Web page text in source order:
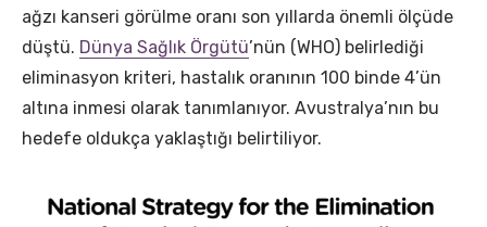
ağzı kanseri görülme oranı son yıllarda önemli ölçüde
düştü. Dünya Sağlık Örgütü’nün (WHO) belirlediği
eliminasyon kriteri, hastalık oranının 100 binde 4’ün
altına inmesi olarak tanımlanıyor. Avustralya’nın bu
hedefe oldukça yaklaştığı belirtiliyor.